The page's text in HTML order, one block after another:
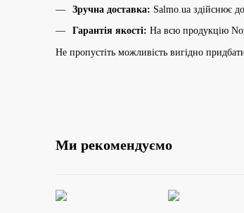
Зручна доставка: Salmo.ua здійснює
Гарантія якості: На всю продукцію
Не пропустіть можливість вигідно
Ми рекомендуємо